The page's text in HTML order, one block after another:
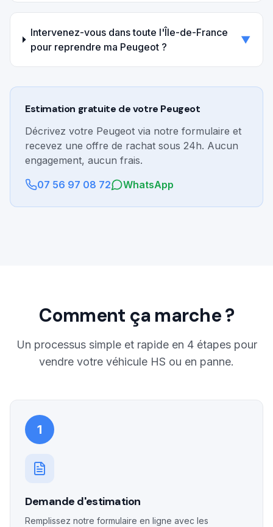
Intervenez-vous dans toute l'Île-de-France
pour reprendre ma Peugeot ?
▼
Estimation gratuite de votre Peugeot
Décrivez votre Peugeot via notre formulaire et
recevez une offre de rachat sous 24h. Aucun
engagement, aucun frais.
07 56 97 08 72
WhatsApp
Comment ça marche ?
Un processus simple et rapide en 4 étapes pour
vendre votre véhicule HS ou en panne.
1
Demande d'estimation
Remplissez notre formulaire en ligne avec les